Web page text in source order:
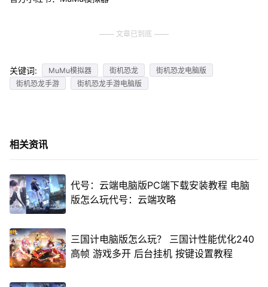
文章已到底
关键词: MuMu模拟器 街机恐龙
街机恐龙电脑版
街机恐龙手游
街机恐龙手游电脑版
相关资讯
代号：云端电脑版PC端下载安装教程 电脑
版怎么玩代号：云端攻略
三国计电脑版怎么玩？ 三国计性能优化240
高帧 游戏多开 后台挂机 按键设置教程